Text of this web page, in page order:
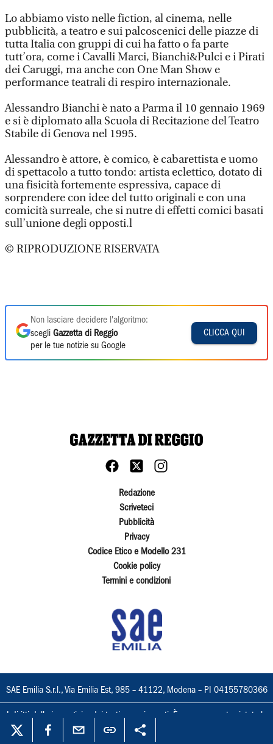
Lo abbiamo visto nelle fiction, al cinema, nelle
pubblicità, a teatro e sui palcoscenici delle piazze di
tutta Italia con gruppi di cui ha fatto o fa parte
tutt’ora, come i Cavalli Marci, Bianchi&Pulci e i Pirati
dei Caruggi, ma anche con One Man Show e
performance teatrali di respiro internazionale.
Alessandro Bianchi è nato a Parma il 10 gennaio 1969
e si è diplomato alla Scuola di Recitazione del Teatro
Stabile di Genova nel 1995.
Alessandro è attore, è comico, è cabarettista e uomo
di spettacolo a tutto tondo: artista eclettico, dotato di
una fisicità fortemente espressiva, capace di
sorprendere con idee del tutto originali e con una
comicità surreale, che si nutre di effetti comici basati
sull’unione degli opposti.l
© RIPRODUZIONE RISERVATA
Non lasciare decidere l'algoritmo:
scegli Gazzetta di Reggio
per le tue notizie su Google
CLICCA QUI
Redazione
Scriveteci
Pubblicità
Privacy
Codice Etico e Modello 231
Cookie policy
Termini e condizioni
SAE Emilia S.r.l., Via Emilia Est, 985 – 41122, Modena – PI 04155780366
I diritti delle immagini e dei testi sono riservati. È espressamente vietata la
loro riproduzione con qualsiasi mezzo e l'adattamento totale o parziale.